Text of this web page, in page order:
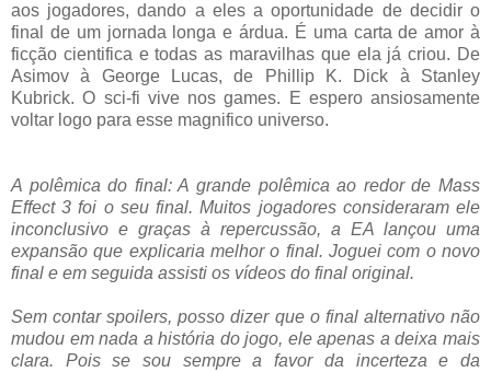
aos jogadores, dando a eles a oportunidade de decidir o
final de um jornada longa e árdua. É uma carta de amor à
ficção cientifica e todas as maravilhas que ela já criou. De
Asimov à George Lucas, de Phillip K. Dick à Stanley
Kubrick. O sci-fi vive nos games. E espero ansiosamente
voltar logo para esse magnifico universo.
A polêmica do final: A grande polêmica ao redor de Mass
Effect 3 foi o seu final. Muitos jogadores consideraram ele
inconclusivo e graças à repercussão, a EA lançou uma
expansão que explicaria melhor o final. Joguei com o novo
final e em seguida assisti os vídeos do final original.
Sem contar spoilers, posso dizer que o final alternativo não
mudou em nada a história do jogo, ele apenas a deixa mais
clara. Pois se sou sempre a favor da incerteza e da